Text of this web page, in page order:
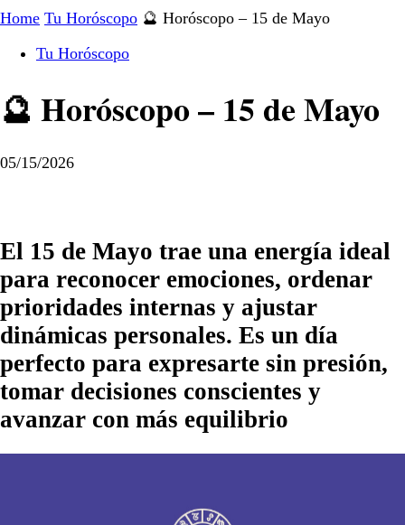
Home Tu Horóscopo 🔮 Horóscopo – 15 de Mayo
Tu Horóscopo
🔮 Horóscopo – 15 de Mayo
05/15/2026
El 15 de Mayo trae una energía ideal
para reconocer emociones, ordenar
prioridades internas y ajustar
dinámicas personales. Es un día
perfecto para expresarte sin presión,
tomar decisiones conscientes y
avanzar con más equilibrio